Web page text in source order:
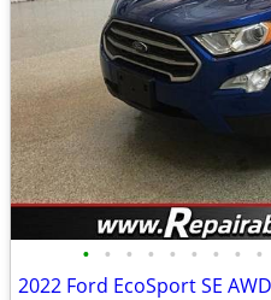
• • • • • • • • •
2022 Ford EcoSport SE